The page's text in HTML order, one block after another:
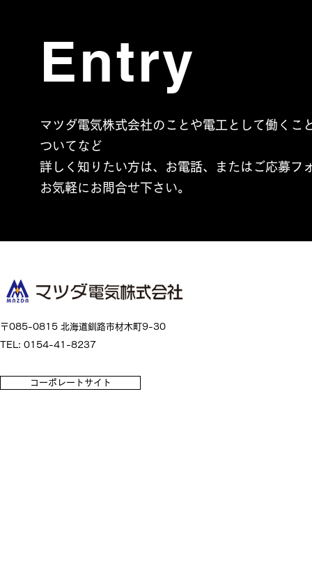
Entry
マツダ電気株式会社のことや電工として働くこ
ついてなど
詳しく知りたい方は、お電話、またはご応募フ
お気軽にお問合せ下さい。
〒085-0815 北海道釧路市材木町9-30
TEL: 0154-41-8237
コーポレートサイト